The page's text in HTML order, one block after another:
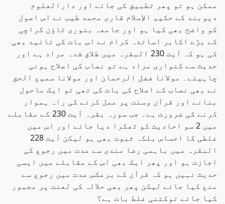
ممکن ہو تو پھر تطبیق کی جائے اور دارالعلوم
دیوبند کے حکیم الإسلام قاری محمد طیب نے اس اصول
کو واضح بھی کیا ہو اور جامعہ بنوری ٹاؤن کراچی
کے بڑے اکابر اساتذہ کرام نے اس بات کی تائید بھی
کی ہو کہ آیت 230 البقرہ میں طلاق شدہ مراد ہے اور
حدیث سے کنواری مراد ہے تو نصاب کی اصلاح ہونی
چاہیئے۔ مولانا فضل الرحمان اور مولانا سمیع الحق
نے بھی نصاب کے اصلاح کی بات کی تھی تو ایک ماحول
بنانے اور قرآن وسنت پر عمل کرنے کی راہ ہموار
کرنے کی ضرورت ہے۔ جب سورہ بقرہ آیت 230 کے مقابلے
میں 2 سو احادیث کو ٹھکرا دیا جائے اور اس میں
غلطی کا احساس بلکہ ثبوت بھی ہو لیکن آیت 228
البقرہ میں باہمی رضا مندی سے عدت میں رجوع کی
اجازت ہو اور پھر ایک بھی اس کے مقابلے میں ایسی
حدیث نہیں ہو کہ قرآن کے برعکس عدت میں رجوع سے
منع کیا جائے لیکن پھر بھی حلالہ کی لعنت پر مجبور
کیا جائے توکتنی غلط بات ہے؟